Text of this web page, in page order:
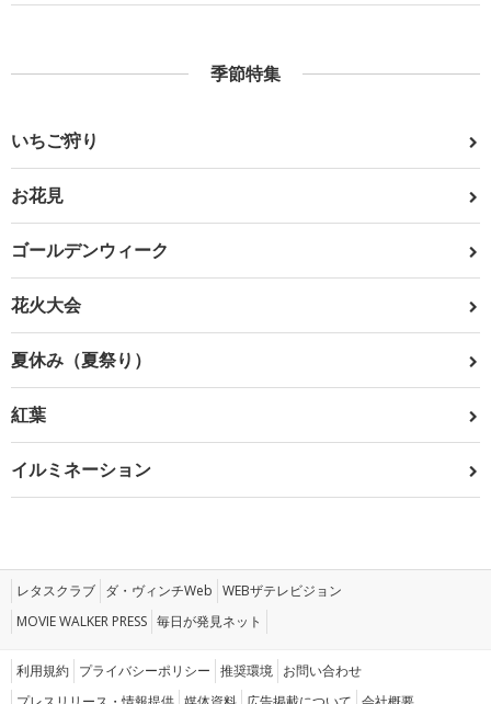
季節特集
いちご狩り
お花見
ゴールデンウィーク
花火大会
夏休み（夏祭り）
紅葉
イルミネーション
レタスクラブ ダ・ヴィンチWeb WEBザテレビジョン
MOVIE WALKER PRESS 毎日が発見ネット
利用規約 プライバシーポリシー 推奨環境 お問い合わせ